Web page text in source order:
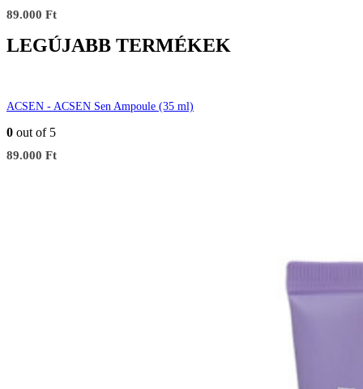
89.000 Ft
LEGÚJABB TERMÉKEK
ACSEN - ACSEN Sen Ampoule (35 ml)
0 out of 5
89.000 Ft